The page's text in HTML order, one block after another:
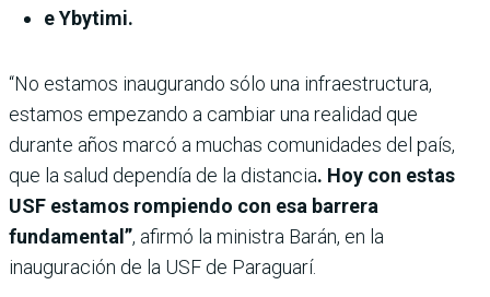
e Ybytimi.
“No estamos inaugurando sólo una infraestructura,
estamos empezando a cambiar una realidad que
durante años marcó a muchas comunidades del país,
que la salud dependía de la distancia. Hoy con estas
USF estamos rompiendo con esa barrera
fundamental”, afirmó la ministra Barán, en la
inauguración de la USF de Paraguarí.